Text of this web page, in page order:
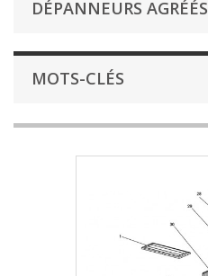
DÉPANNEURS AGRÉÉS
MOTS-CLÉS